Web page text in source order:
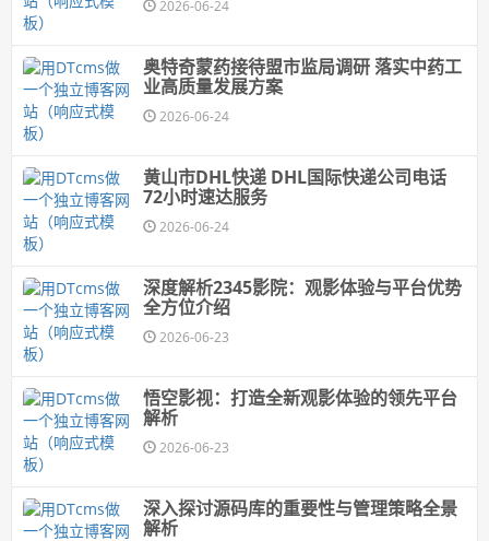
2026-06-24
奥特奇蒙药接待盟市监局调研 落实中药工
业高质量发展方案
2026-06-24
黄山市DHL快递 DHL国际快递公司电话
72小时速达服务
2026-06-24
深度解析2345影院：观影体验与平台优势
全方位介绍
2026-06-23
悟空影视：打造全新观影体验的领先平台
解析
2026-06-23
深入探讨源码库的重要性与管理策略全景
解析